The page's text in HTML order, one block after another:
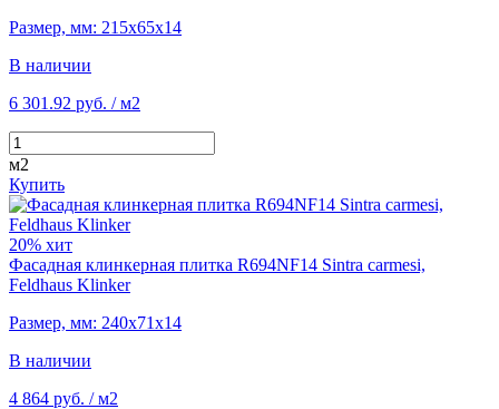
Размер, мм: 215х65х14
В наличии
6 301.92 руб. / м2
м2
Купить
20% хит
Фасадная клинкерная плитка R694NF14 Sintra carmesi,
Feldhaus Klinker
Размер, мм: 240х71х14
В наличии
4 864 руб. / м2